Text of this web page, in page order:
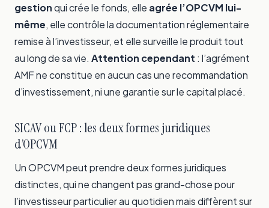
gestionqui crée le fonds, elle agrée l’OPCVM lui-
même, elle contrôle la documentation réglementaire
remise à l’investisseur, et elle surveille le produit tout
au long de sa vie. Attention cependant : l’agrément
AMF ne constitue en aucun cas une recommandation
d’investissement, ni une garantie sur le capital placé.
SICAV ou FCP : les deux formes juridiques
d’OPCVM
Un OPCVM peut prendre deux formes juridiques
distinctes, qui ne changent pas grand-chose pour
l’investisseur particulier au quotidien mais diffèrent sur